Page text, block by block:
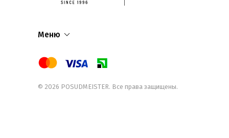
Меню
© 2026 POSUDMEISTER. Все права защищены.